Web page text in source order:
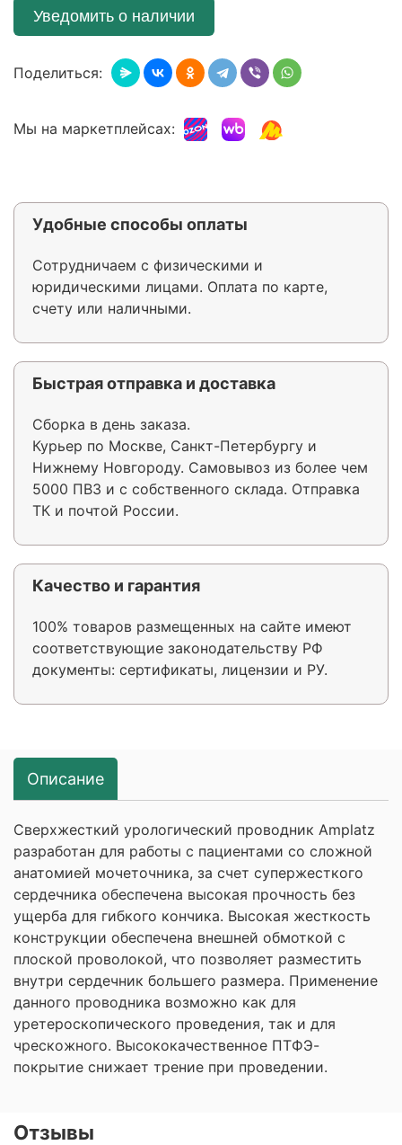
Уведомить о наличии
Поделиться:
Мы на маркетплейсах:
Удобные способы оплаты
Сотрудничаем с физическими и
юридическими лицами. Оплата по карте,
счету или наличными.
Быстрая отправка и доставка
Сборка в день заказа.
Курьер по Москве, Санкт-Петербургу и
Нижнему Новгороду. Самовывоз из более чем
5000 ПВЗ и с собственного склада. Отправка
ТК и почтой России.
Качество и гарантия
100% товаров размещенных на сайте имеют
соответствующие законодательству РФ
документы: сертификаты, лицензии и РУ.
Описание
Сверхжесткий урологический проводник Amplatz
разработан для работы с пациентами со сложной
анатомией мочеточника, за счет супержесткого
сердечника обеспечена высокая прочность без
ущерба для гибкого кончика. Высокая жесткость
конструкции обеспечена внешней обмоткой с
плоской проволокой, что позволяет разместить
внутри сердечник большего размера. Применение
данного проводника возможно как для
уретероскопического проведения, так и для
чрескожного. Высококачественное ПТФЭ-
покрытие снижает трение при проведении.
Отзывы